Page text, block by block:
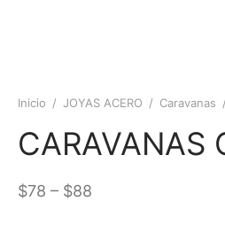
Inicio / JOYAS ACERO / Caravanas /
CARAVANAS
$78 – $88